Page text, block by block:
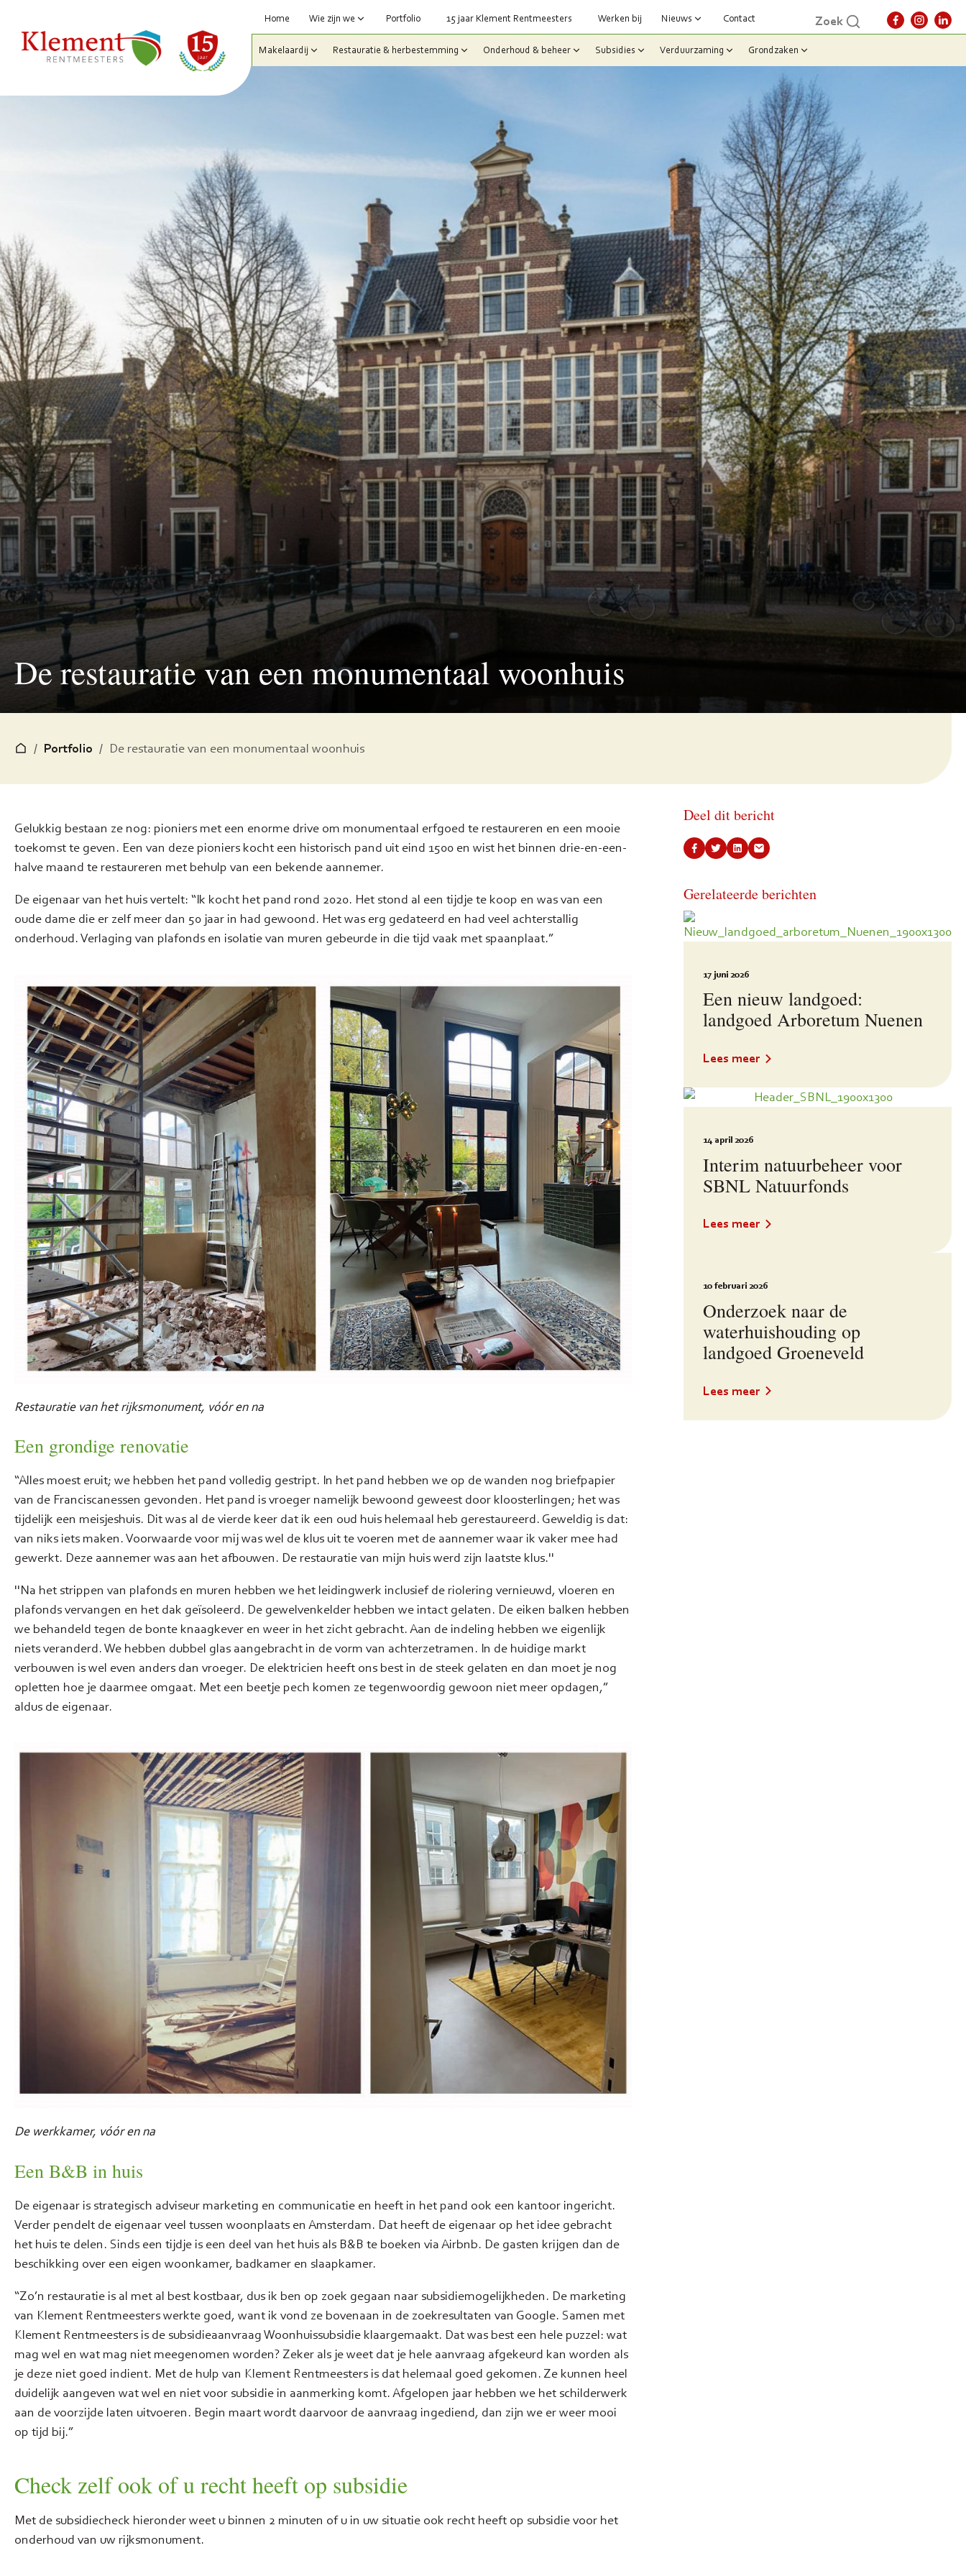
Home Wie zijn we Portfolio 15 jaar Klement Rentmeesters Werken bij Nieuws Contact Zoek
Makelaardij Restauratie & herbestemming Onderhoud & beheer Subsidies Verduurzaming Grondzaken
De restauratie van een monumentaal woonhuis
/ Portfolio / De restauratie van een monumentaal woonhuis
Gelukkig bestaan ze nog: pioniers met een enorme drive om monumentaal erfgoed te restaureren en een mooie
toekomst te geven. Een van deze pioniers kocht een historisch pand uit eind 1500 en wist het binnen drie-en-een-
halve maand te restaureren met behulp van een bekende aannemer.
De eigenaar van het huis vertelt: “Ik kocht het pand rond 2020. Het stond al een tijdje te koop en was van een
oude dame die er zelf meer dan 50 jaar in had gewoond. Het was erg gedateerd en had veel achterstallig
onderhoud. Verlaging van plafonds en isolatie van muren gebeurde in die tijd vaak met spaanplaat.”
Restauratie van het rijksmonument, vóór en na
Een grondige renovatie
“Alles moest eruit; we hebben het pand volledig gestript. In het pand hebben we op de wanden nog briefpapier
van de Franciscanessen gevonden. Het pand is vroeger namelijk bewoond geweest door kloosterlingen; het was
tijdelijk een meisjeshuis. Dit was al de vierde keer dat ik een oud huis helemaal heb gerestaureerd. Geweldig is dat:
van niks iets maken. Voorwaarde voor mij was wel de klus uit te voeren met de aannemer waar ik vaker mee had
gewerkt. Deze aannemer was aan het afbouwen. De restauratie van mijn huis werd zijn laatste klus.''
''Na het strippen van plafonds en muren hebben we het leidingwerk inclusief de riolering vernieuwd, vloeren en
plafonds vervangen en het dak geïsoleerd. De gewelvenkelder hebben we intact gelaten. De eiken balken hebben
we behandeld tegen de bonte knaagkever en weer in het zicht gebracht. Aan de indeling hebben we eigenlijk
niets veranderd. We hebben dubbel glas aangebracht in de vorm van achterzetramen. In de huidige markt
verbouwen is wel even anders dan vroeger. De elektricien heeft ons best in de steek gelaten en dan moet je nog
opletten hoe je daarmee omgaat. Met een beetje pech komen ze tegenwoordig gewoon niet meer opdagen,”
aldus de eigenaar.
De werkkamer, vóór en na
Een B&B in huis
De eigenaar is strategisch adviseur marketing en communicatie en heeft in het pand ook een kantoor ingericht.
Verder pendelt de eigenaar veel tussen woonplaats en Amsterdam. Dat heeft de eigenaar op het idee gebracht
het huis te delen. Sinds een tijdje is een deel van het huis als B&B te boeken via Airbnb. De gasten krijgen dan de
beschikking over een eigen woonkamer, badkamer en slaapkamer.
“Zo’n restauratie is al met al best kostbaar, dus ik ben op zoek gegaan naar subsidiemogelijkheden. De marketing
van Klement Rentmeesters werkte goed, want ik vond ze bovenaan in de zoekresultaten van Google. Samen met
Klement Rentmeesters is de subsidieaanvraag Woonhuissubsidie klaargemaakt. Dat was best een hele puzzel: wat
mag wel en wat mag niet meegenomen worden? Zeker als je weet dat je hele aanvraag afgekeurd kan worden als
je deze niet goed indient. Met de hulp van Klement Rentmeesters is dat helemaal goed gekomen. Ze kunnen heel
duidelijk aangeven wat wel en niet voor subsidie in aanmerking komt. Afgelopen jaar hebben we het schilderwerk
aan de voorzijde laten uitvoeren. Begin maart wordt daarvoor de aanvraag ingediend, dan zijn we er weer mooi
op tijd bij.”
Check zelf ook of u recht heeft op subsidie
Met de subsidiecheck hieronder weet u binnen 2 minuten of u in uw situatie ook recht heeft op subsidie voor het
onderhoud van uw rijksmonument.
Deel dit bericht
Gerelateerde berichten
17 juni 2026
Een nieuw landgoed:
landgoed Arboretum Nuenen
Lees meer
14 april 2026
Interim natuurbeheer voor
SBNL Natuurfonds
Lees meer
10 februari 2026
Onderzoek naar de
waterhuishouding op
landgoed Groeneveld
Lees meer